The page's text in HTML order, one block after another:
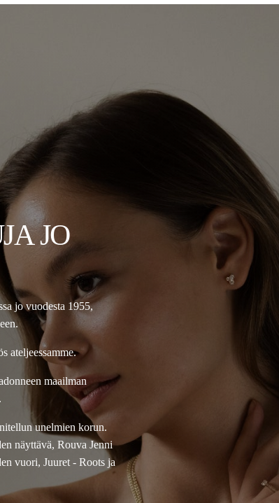
JO
jo vuodesta 1955,
ateljeessamme.
maailman
unelmien korun.
näyttävä, Rouva Jenni
vuori, Juuret - Roots ja